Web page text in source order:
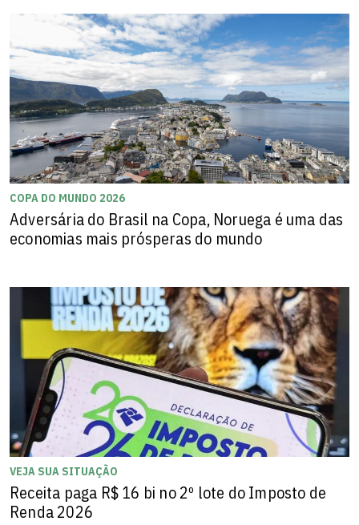
COPA DO MUNDO 2026
Adversária do Brasil na Copa, Noruega é uma das
economias mais prósperas do mundo
VEJA SUA SITUAÇÃO
Receita paga R$ 16 bi no 2º lote do Imposto de
Renda 2026